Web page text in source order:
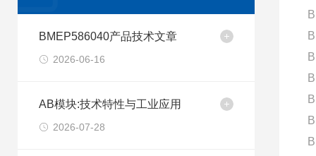
BMEP586040产品技术文章
2026-06-16
AB模块:技术特性与工业应用
2026-07-28